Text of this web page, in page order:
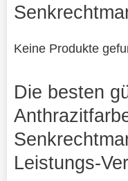
Keine Produkte
Die besten
Leistungs-